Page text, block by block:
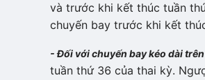
và trước khi kết thúc tuần
chuyến bay trước khi kết
- Đối với chuyến bay kéo dài
tuần thứ 36 của thai kỳ.